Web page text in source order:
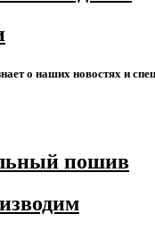
о наших новостях и
пошив